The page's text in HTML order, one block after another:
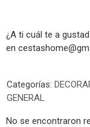
¿A ti cuál te a
en
Categorías:
GENERAL
No se encontraron